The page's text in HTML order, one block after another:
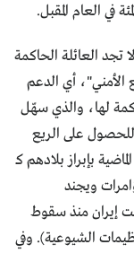
تجد العائلة الحاكمة
الأمني"، أي الدعم
لها، والذي سهّل
على الريع
بإبراز بلادهم كـ
ويجند
إيران منذ سقوط
الشيوعية). وفي